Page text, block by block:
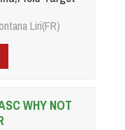
Liri(FR)
WHY NOT